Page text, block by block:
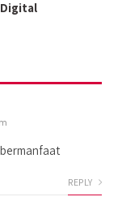
Digital
REPLY